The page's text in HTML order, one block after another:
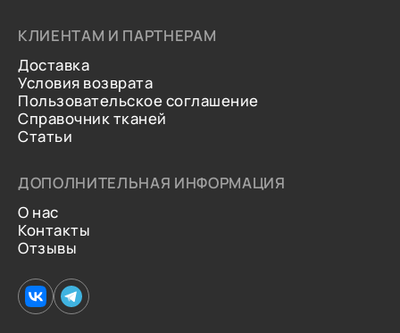
КЛИЕНТАМ И ПАРТНЕРАМ
Доставка
Условия возврата
Пользовательское соглашение
Справочник тканей
Статьи
ДОПОЛНИТЕЛЬНАЯ ИНФОРМАЦИЯ
О нас
Контакты
Отзывы